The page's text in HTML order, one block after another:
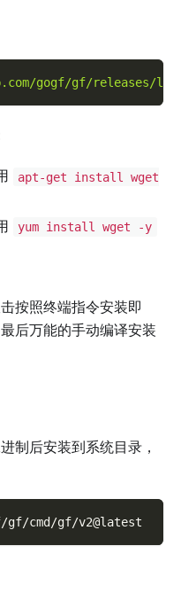
gogf/gf/releases/
apt-get install wget
yum install wget -y
按照终端指令安装即
后万能的手动编译安装
制后安装到系统目录，
gf/cmd/gf/v2@latest